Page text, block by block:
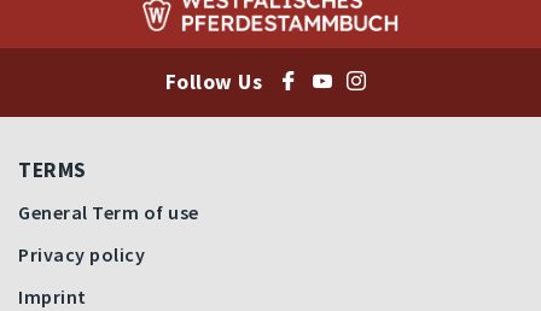
Follow Us
TERMS
General Term of use
Privacy policy
Imprint